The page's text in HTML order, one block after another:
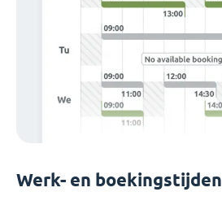
Werk- en boekingstijden